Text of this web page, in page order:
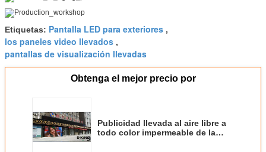
Etiquetas: Pantalla LED para exteriores ,
los paneles video llevados ,
pantallas de visualización llevadas
Obtenga el mejor precio por
Publicidad llevada al aire libre a
todo color impermeable de la